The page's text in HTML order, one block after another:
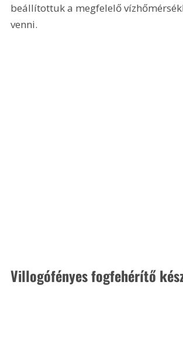
beállítottuk a megfelelő
venni.
Villogófényes fogfehérítő